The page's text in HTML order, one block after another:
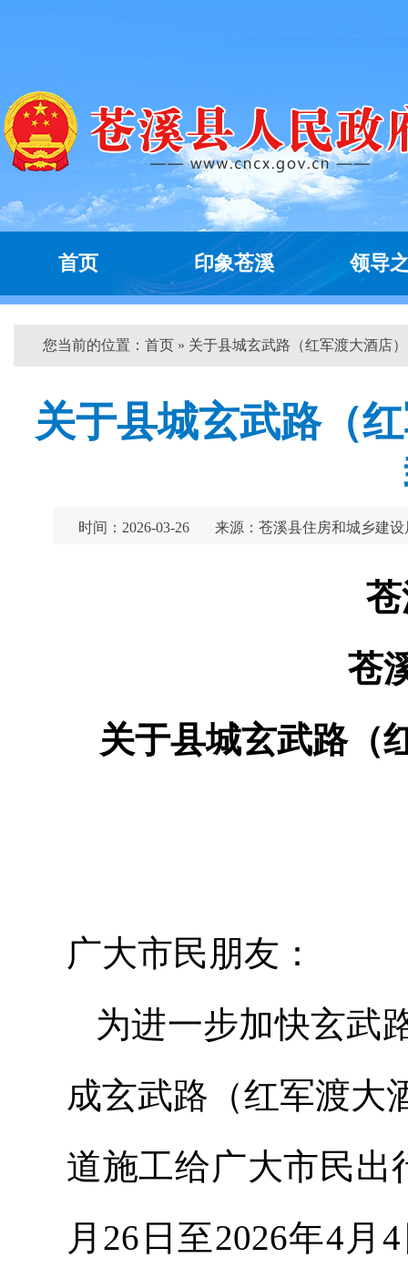
首页 印象苍溪 领导
您当前的位置： 首页 » 关于县城玄武路（红军渡大酒店
关于县城玄武路（
时间：2026-03-26 来源：苍溪县住房和城乡建设
苍
关于县城玄武路（
广大市民朋友：
为进一步加快玄武
成玄武路（红军渡大
道施工给广大市民出
月26日至2026年4